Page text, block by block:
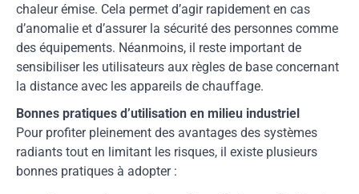
chaleur émise. Cela permet d’agir rapidement en cas
d’anomalie et d’assurer la sécurité des personnes comme
des équipements. Néanmoins, il reste important de
sensibiliser les utilisateurs aux règles de base concernant
la distance avec les appareils de chauffage.
Bonnes pratiques d’utilisation en milieu industriel
Pour profiter pleinement des avantages des systèmes
radiants tout en limitant les risques, il existe plusieurs
bonnes pratiques à adopter :